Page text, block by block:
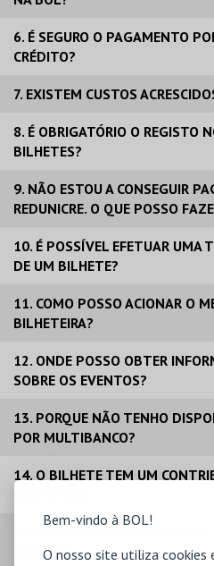
Bem-vindo à BOL!
O nosso site utiliza cookies
6. É SEGURO O PAGAMENTO
CRÉDITO?
7. EXISTEM CUSTOS
8. É OBRIGATÓRIO O REGISTO
BILHETES?
9. NÃO ESTOU A CONSEGUIR
REDUNICRE. O QUE POSSO
10. É POSSÍVEL EFETUAR UMA
DE UM BILHETE?
11. COMO POSSO ACIONAR O
BILHETEIRA?
12. ONDE POSSO OBTER
SOBRE OS EVENTOS?
13. PORQUE NÃO TENHO
POR MULTIBANCO?
14. O BILHETE TEM UM
EVENTO?